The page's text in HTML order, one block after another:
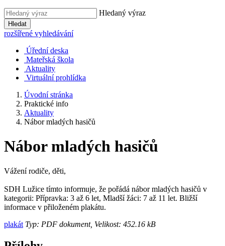
Hledaný výraz
Hledat
rozšířené vyhledávání
Úřední deska
Mateřská škola
Aktuality
Virtuální prohlídka
Úvodní stránka
Praktické info
Aktuality
Nábor mladých hasičů
Nábor mladých hasičů
Vážení rodiče, děti,
SDH Lužice tímto informuje, že pořádá nábor mladých hasičů v
kategorii: Přípravka: 3 až 6 let, Mladší žáci: 7 až 11 let. Bližší
informace v přiloženém plakátu.
plakát Typ: PDF dokument, Velikost: 452.16 kB